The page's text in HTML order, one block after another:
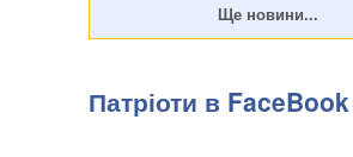
Патріоти в FaceBook